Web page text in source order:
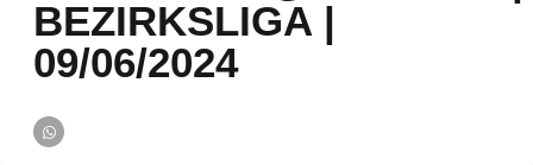
BEZIRKSLIGA |
09/06/2024